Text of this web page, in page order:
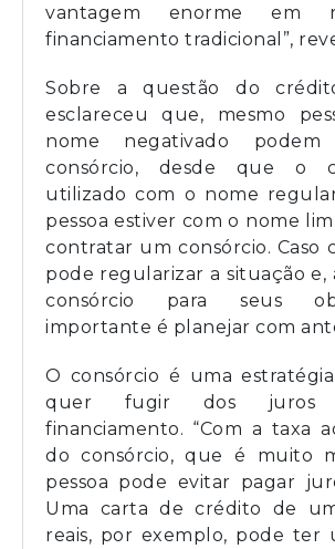
vantagem enorme em
financiamento tradicional”,
Sobre a questão do
esclareceu que, mesmo
nome negativado
consórcio, desde que o
utilizado com o nome
pessoa estiver com o nome
contratar um consórcio. Caso
pode regularizar a situação e,
consórcio para seus
importante é planejar com
O consórcio é uma
quer fugir dos juros
financiamento. “Com a taxa
do consórcio, que é muito
pessoa pode evitar pagar
Uma carta de crédito de
reais, por exemplo, pode ter